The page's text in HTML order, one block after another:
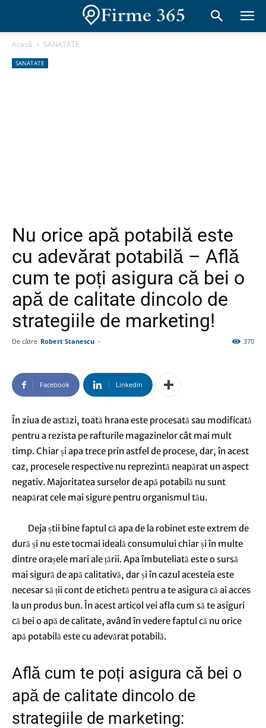
Acasă SANATATE
SANATATE
Nu orice apă potabilă este
cu adevărat potabilă – Află
cum te poți asigura că bei o
apă de calitate dincolo de
strategiile de marketing!
De către Robert Stanescu - 370
Facebook Linkedin
În ziua de astăzi, toată hrana este procesată sau modificată
pentru a rezista pe rafturile magazinelor cât mai mult
timp. Chiar și apa trece prin astfel de procese, dar, în acest
caz, procesele respective nu reprezintă neapărat un aspect
negativ. Majoritatea surselor de apă potabilă nu sunt
neapărat cele mai sigure pentru organismul tău.
Deja știi bine faptul că apa de la robinet este extrem de
dură și nu este tocmai ideală consumului chiar și în multe
dintre orașele mari ale țării. Apa îmbuteliată este o sursă
mai sigură de apă calitativă, dar și în cazul acesteia este
necesar să ții cont de etichetă pentru a te asigura că ai acces
la un produs bun. În acest articol vei afla cum să te asiguri
că bei o apă de calitate, având în vedere faptul că nu orice
apă potabilă este cu adevărat potabilă.
Află cum te poți asigura că bei o
apă de calitate dincolo de
strategiile de marketing: